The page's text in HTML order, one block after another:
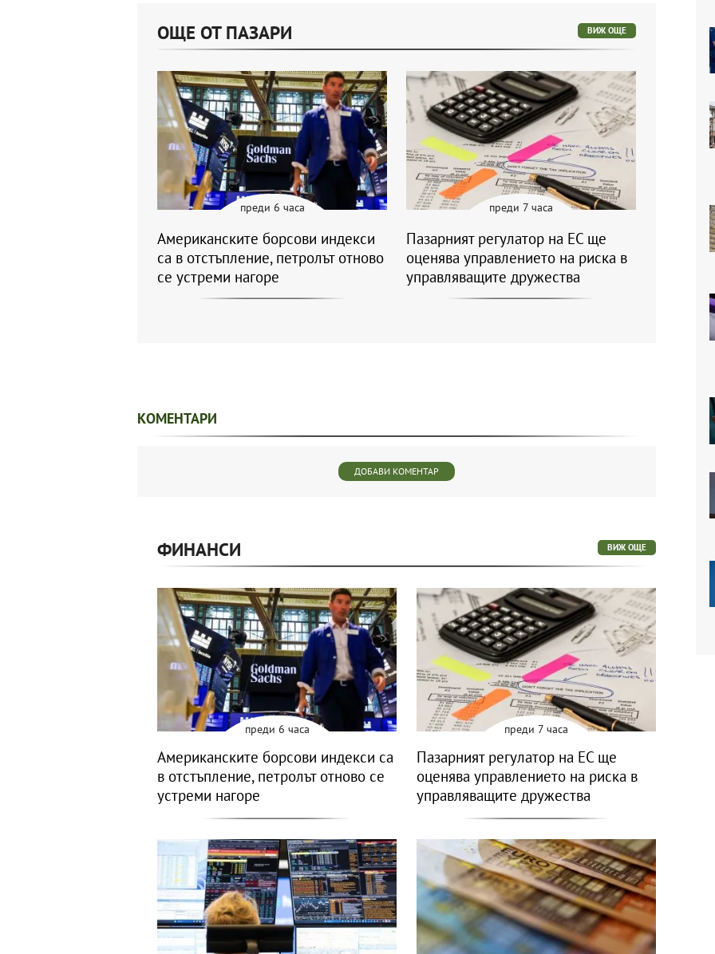
ОЩЕ ОТ ПАЗАРИ ВИЖ ОЩЕ
преди 6 часа
Американските борсови индекси
са в отстъпление, петролът отново
се устреми нагоре
преди 7 часа
Пазарният регулатор на ЕС ще
оценява управлението на риска в
управляващите дружества
КОМЕНТАРИ
ДОБАВИ КОМЕНТАР
ФИНАНСИ ВИЖ ОЩЕ
преди 6 часа
Американските борсови индекси са
в отстъпление, петролът отново се
устреми нагоре
преди 7 часа
Пазарният регулатор на ЕС ще
оценява управлението на риска в
управляващите дружества